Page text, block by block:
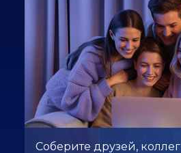
Соберите друзей, коллег